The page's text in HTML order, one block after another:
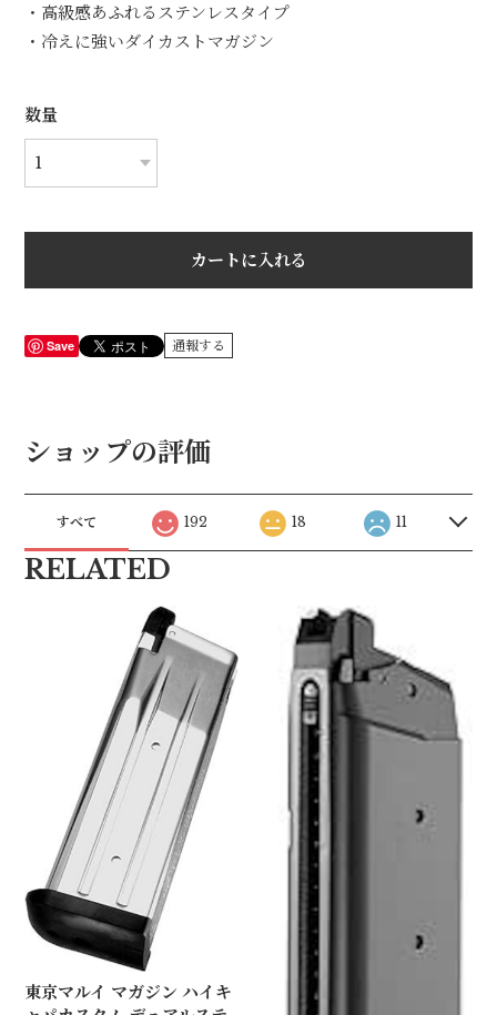
・高級感あふれるステンレスタイプ
・冷えに強いダイカストマガジン
数量
カートに入れる
Save 通報する
ショップの評価
すべて 192 18 11
RELATED
東京マルイ マガジン ハイキ